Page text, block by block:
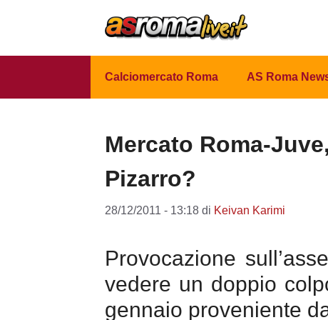
Calciomercato Roma AS Roma
Mercato Roma-
Pizarro?
28/12/2011 - 13:18 di Keivan Karimi
Provocazione
vedere un doppio
gennaio proveniente